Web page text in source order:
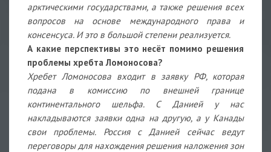
арктическими государствами, а также решения всех
вопросов на основе международного права и
консенсуса. И это в большой степени реализуется.
А какие перспективы это несёт помимо решения
проблемы хребта Ломоносова?
Хребет Ломоносова входит в заявку РФ, которая
подана в комиссию по внешней границе
континентального шельфа. С Данией у нас
накладываются заявки одна на другую, а у Канады
свои проблемы. Россия с Данией сейчас ведут
переговоры для нахождения решения наложения зон